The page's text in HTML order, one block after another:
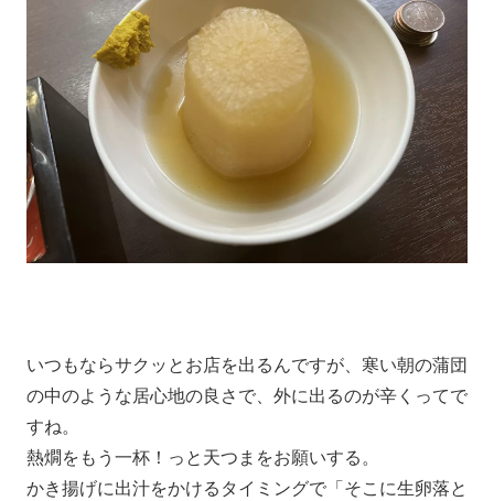
いつもならサクッとお店を出るんですが、寒い朝の蒲団
の中のような居心地の良さで、外に出るのが辛くってで
すね。
熱燗をもう一杯！っと天つまをお願いする。
かき揚げに出汁をかけるタイミングで「そこに生卵落と